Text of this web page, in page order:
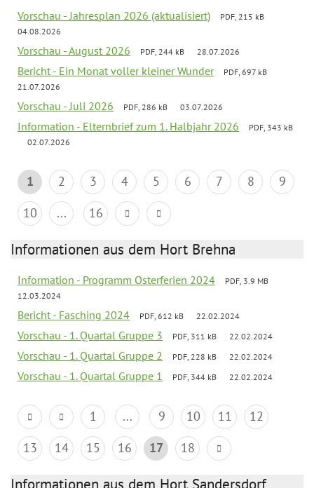
Vorschau - Jahresplan 2026 (aktualisiert)
PDF, 215 kB
04.08.2026
Vorschau - August 2026 PDF, 244 kB 28.07.2026
Bericht - Ein Monat voller kleiner Wunder
PDF, 697 kB
21.07.2026
Vorschau - Juli 2026 PDF, 286 kB 03.07.2026
Information - Elternbrief zum 1. Halbjahr 2026
PDF, 343 kB
02.07.2026
1 2 3 4 5 6 7 8
9
10
... 16
Informationen aus dem Hort Brehna
Information - Programm Osterferien 2024
PDF, 3.9 MB
12.03.2024
Bericht - Fasching 2024 PDF, 612 kB 22.02.2024
Vorschau - 1. Quartal Gruppe 3 PDF, 311 kB 22.02.2024
Vorschau - 1. Quartal Gruppe 2 PDF, 228 kB 22.02.2024
Vorschau - 1. Quartal Gruppe 1 PDF, 344 kB 22.02.2024
1 ... 9 10 11
12
13
14 15 16 17 18
Informationen aus dem Hort Sandersdorf